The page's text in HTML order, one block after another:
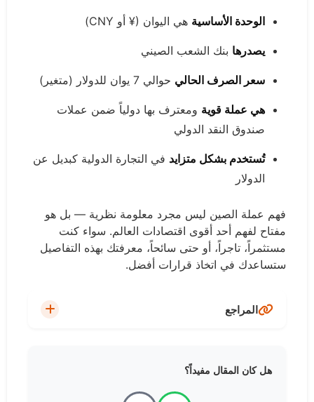
الوحدة الأساسية هي اليوان (¥ أو CNY)
يصدرها بنك الشعب الصيني
سعر الصرف الحالي حوالي 7 يوان للدولار (متغير)
هي عملة قوية ومعترف بها دولياً ضمن عملات
صندوق النقد الدولي
تُستخدم بشكل متزايد في التجارة الدولية كبديل عن
الدولار
فهم عملة الصين ليس مجرد معلومة نظرية — بل هو
مفتاح لفهم أحد أقوى اقتصادات العالم. سواء كنت
مستثمراً، تاجراً، أو حتى سائحاً، معرفتك بهذه التفاصيل
ستساعدك في اتخاذ قرارات أفضل.
المراجع
اليوان عالمياً
هل كان المقال مفيداً؟